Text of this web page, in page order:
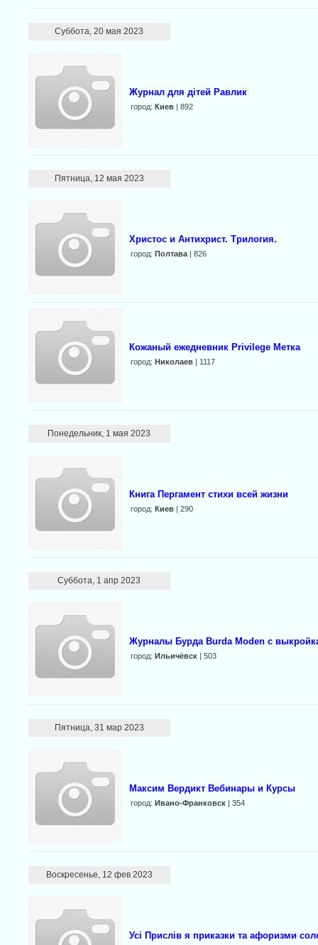
Суббота, 20 мая 2023
Журнал для дітей Равлик
город: Киев | 892
Пятница, 12 мая 2023
Христос и Антихрист. Трилогия.
город: Полтава | 826
Кожаный ежедневник Privilege Метка
город: Николаев | 1117
Понедельник, 1 мая 2023
Книга Пергамент стихи всей жизни
город: Киев | 290
Суббота, 1 апр 2023
Журналы Бурда Burda Moden с
город: Ильичёвск | 503
Пятница, 31 мар 2023
Максим Вердикт Вебинары и Курсы
город: Ивано-Франковск | 354
Воскресенье, 12 фев 2023
Усі Прислів я приказки та афоризми